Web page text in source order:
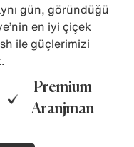
gün, göründüğü
en iyi çiçek
ile güçlerimizi
Premium
Aranjman